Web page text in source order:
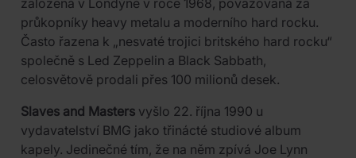
založená v Londýně v roce 1968, považovaná za
průkopníky heavy metalu a moderního hard rocku.
Často řazena k „nesvaté trojici britského hard rocku“
společně s Led Zeppelin a Black Sabbath,
celosvětově prodali přes 100 milionů desek.
Slaves and Masters vyšlo 22. října 1990 u
vydavatelství BMG jako třinácté studiové album
kapely. Jedinečné tím, že na něm zpívá Joe Lynn